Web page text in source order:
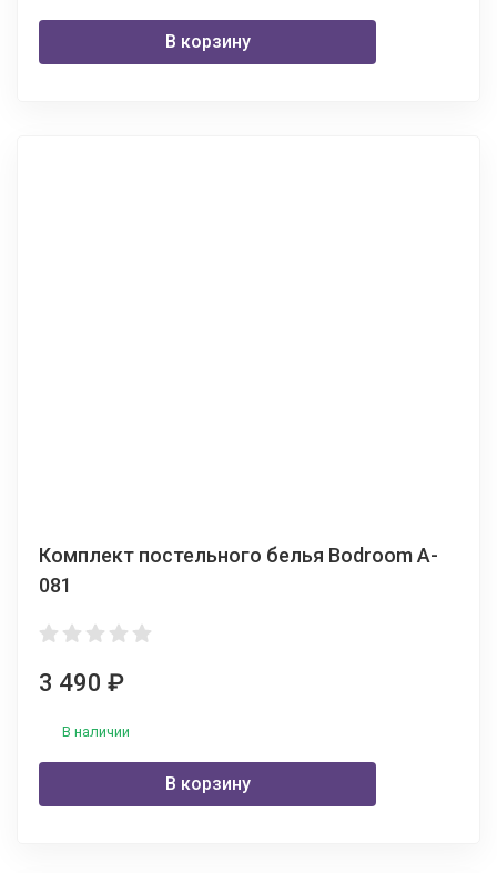
В корзину
Комплект постельного белья Bodroom A-
081
3 490 ₽
В наличии
В корзину